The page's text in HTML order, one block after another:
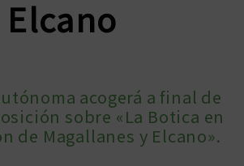
Elcano
acogerá a final de
sobre «La Botica en
de Magallanes y Elcano».